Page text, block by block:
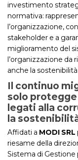
investimento
normativa:
l’organizzazione,
stakeholder e a
miglioramento del
l’organizzazione da
anche la
Il continuo
solo protegge
legati alla
la
Affidati a MODI SRL
riesame della
Sistema di Gestione